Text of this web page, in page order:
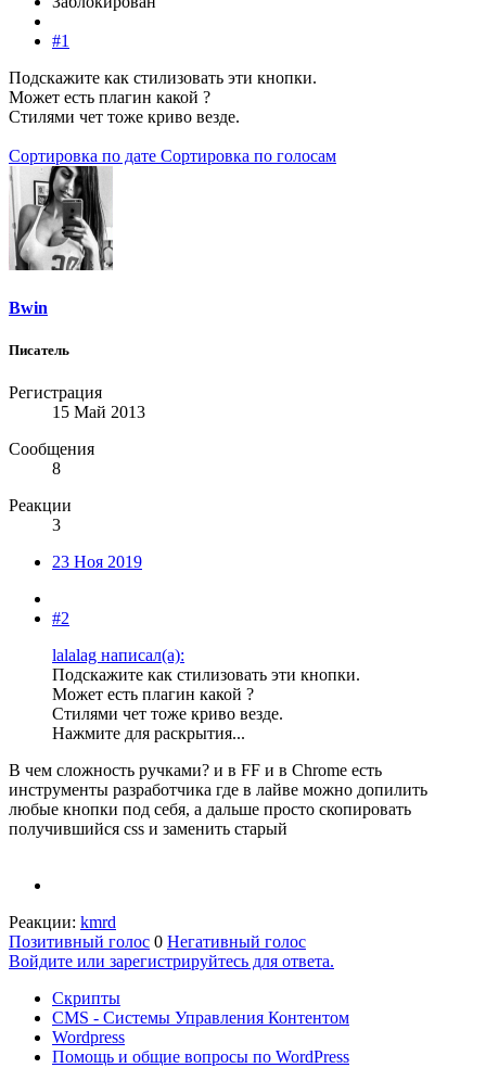
#1
Подскажите как стилизовать эти кнопки.
Может есть плагин какой ?
Стилями чет тоже криво везде.
Сортировка по дате Сортировка по голосам
Bwin
Писатель
Регистрация
15 Май 2013
Сообщения
8
Реакции
3
23 Ноя 2019
#2
lalalag написал(а):
Подскажите как стилизовать эти кнопки.
Может есть плагин какой ?
Стилями чет тоже криво везде.
Нажмите для раскрытия...
В чем сложность ручками? и в FF и в Chrome есть
инструменты разработчика где в лайве можно допилить
любые кнопки под себя, а дальше просто скопировать
получившийся css и заменить старый
Реакции: kmrd
Позитивный голос 0 Негативный голос
Войдите или зарегистрируйтесь для ответа.
Скрипты
CMS - Системы Управления Контентом
Wordpress
Помощь и общие вопросы по WordPress